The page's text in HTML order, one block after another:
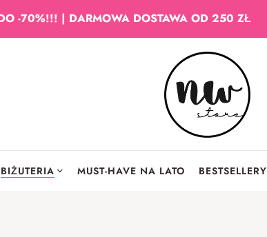
-70%!!! | DARMOWA DOSTAWA OD 250 ZŁ
BIŻUTERIA MUST-HAVE NA LATO BESTSELLERY